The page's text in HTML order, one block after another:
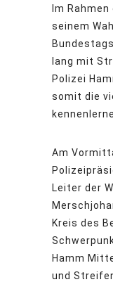
Im
seinem
lang mit
Polizei
somit die
Am
Leiter der
Kreis des
Hamm
und